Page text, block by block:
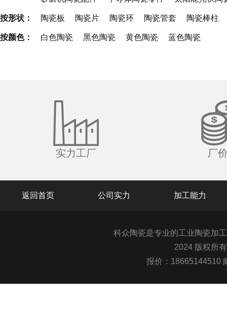
按形状： 陶瓷板 陶瓷片 陶瓷环 陶瓷管套 陶瓷棒柱
按颜色： 白色陶瓷 黑色陶瓷 黄色陶瓷 蓝色陶瓷
实力工厂 厂
返回首页 公司实力 加工能力
科众陶瓷是专业的工业陶瓷加
2024 版权所
报价：18665144510